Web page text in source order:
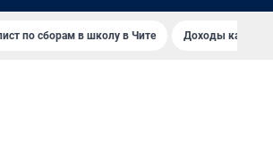
по сборам в школу в Чите Доходы